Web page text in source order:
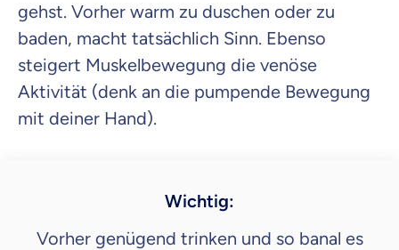
gehst. Vorher warm zu duschen oder zu
baden, macht tatsächlich Sinn. Ebenso
steigert Muskelbewegung die venöse
Aktivität (denk an die pumpende Bewegung
mit deiner Hand).
Wichtig:
Vorher genügend trinken und so banal es